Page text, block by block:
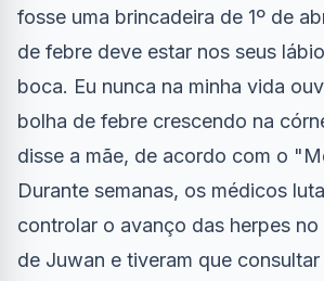
fosse uma brincadeira de 1º de
de febre deve estar nos seus
boca. Eu nunca na minha vida
bolha de febre crescendo na
disse a mãe, de acordo com o
Durante semanas, os médicos
controlar o avanço das herpes
de Juwan e tiveram que